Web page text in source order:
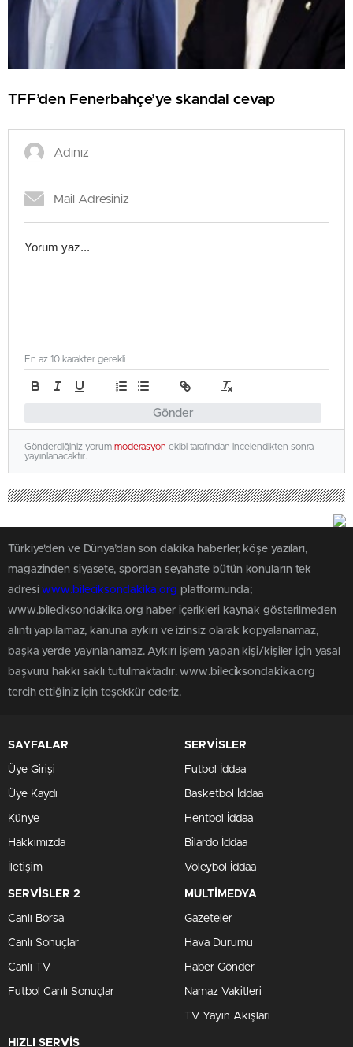
TFF’den Fenerbahçe’ye skandal cevap
Gönder
En az 10 karakter gerekli
Gönderdiğiniz yorum moderasyon ekibi tarafından incelendikten sonra
yayınlanacaktır.
Türkiye'den ve Dünya’dan son dakika haberler, köşe yazıları,
magazinden siyasete, spordan seyahate bütün konuların tek
adresiwww.bileciksondakika.org platformunda;
www.bileciksondakika.org haber içerikleri kaynak gösterilmeden
alıntı yapılamaz, kanuna aykırı ve izinsiz olarak kopyalanamaz,
başka yerde yayınlanamaz. Aykırı işlem yapan kişi/kişiler için yasal
başvuru hakkı saklı tutulmaktadır. www.bileciksondakika.org
tercih ettiğiniz için teşekkür ederiz.
SAYFALAR
Üye Girişi
Üye Kaydı
Künye
Hakkımızda
İletişim
SERVİSLER
Futbol İddaa
Basketbol İddaa
Hentbol İddaa
Bilardo İddaa
Voleybol İddaa
SERVİSLER 2
Canlı Borsa
Canlı Sonuçlar
Canlı TV
Futbol Canlı Sonuçlar
MULTİMEDYA
Gazeteler
Hava Durumu
Haber Gönder
Namaz Vakitleri
TV Yayın Akışları
HIZLI SERVİS